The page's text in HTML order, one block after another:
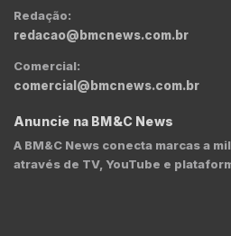
Redação:
redacao@bmcnews.com.br
Comercial:
comercial@bmcnews.com.br
Anuncie na BM&C News
A BM&C News conecta marcas a
através de TV, YouTube e